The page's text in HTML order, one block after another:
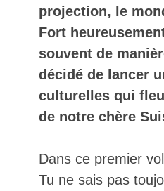
projection, le
Fort
souvent de
décidé de lancer
culturelles qui
de notre chère
Dans ce premier
Tu ne sais pas